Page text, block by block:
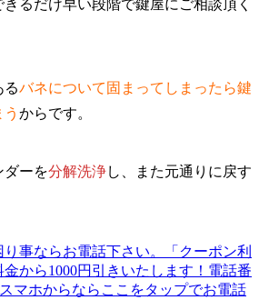
るだけ早い段階で鍵屋にご相談頂く
るバネについて固まってしまったら鍵
からです。
ダーを分解洗浄し、また元通りに戻す